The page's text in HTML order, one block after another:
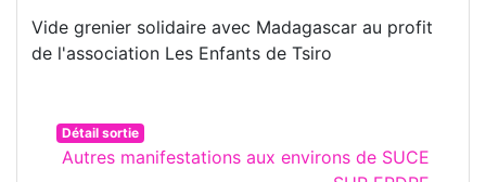
Vide grenier solidaire avec Madagascar au profit
de l'association Les Enfants de Tsiro
Détail sortie
Autres manifestations aux environs de SUCE